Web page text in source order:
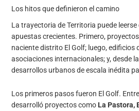
Los hitos que definieron el camino
La trayectoria de Territoria puede
apuestas crecientes. Primero,
naciente distrito El Golf; luego, edificios
asociaciones internacionales; y, desde
desarrollos urbanos de escala inédita
Los primeros pasos fueron El Golf.
desarrolló proyectos como La Pastora,